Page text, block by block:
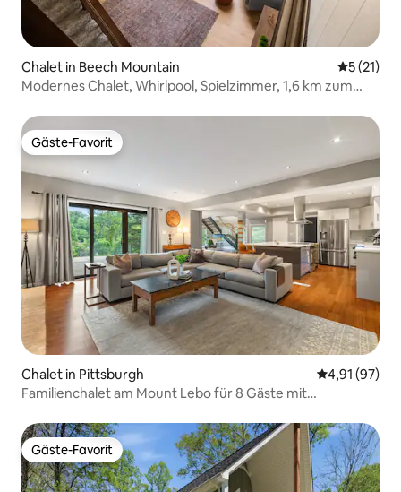
Chalet in Beech Mountain
5 (21)
Modernes Chalet, Whirlpool, Spielzimmer, 1,6 km zum
Gäste-Favorit
Gäste-Favorit
Chalet in Pittsburgh
4,91 (97)
Familienchalet am Mount Lebo für 8 Gäste mit
Gäste-Favorit
Gäste-Favorit